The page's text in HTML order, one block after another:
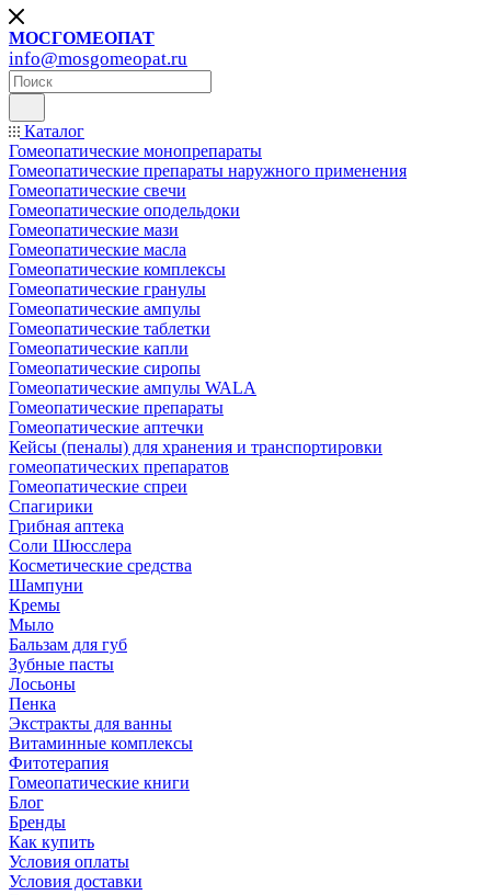
МОСГОМЕОПАТ
info@mosgomeopat.ru
Каталог
Гомеопатические монопрепараты
Гомеопатические препараты наружного применения
Гомеопатические свечи
Гомеопатические оподельдоки
Гомеопатические мази
Гомеопатические масла
Гомеопатические комплексы
Гомеопатические гранулы
Гомеопатические ампулы
Гомеопатические таблетки
Гомеопатические капли
Гомеопатические сиропы
Гомеопатические ампулы WALA
Гомеопатические препараты
Гомеопатические аптечки
Кейсы (пеналы) для хранения и транспортировки
гомеопатических препаратов
Гомеопатические спреи
Спагирики
Грибная аптека
Соли Шюсслера
Косметические средства
Шампуни
Кремы
Мыло
Бальзам для губ
Зубные пасты
Лосьоны
Пенка
Экстракты для ванны
Витаминные комплексы
Фитотерапия
Гомеопатические книги
Блог
Бренды
Как купить
Условия оплаты
Условия доставки